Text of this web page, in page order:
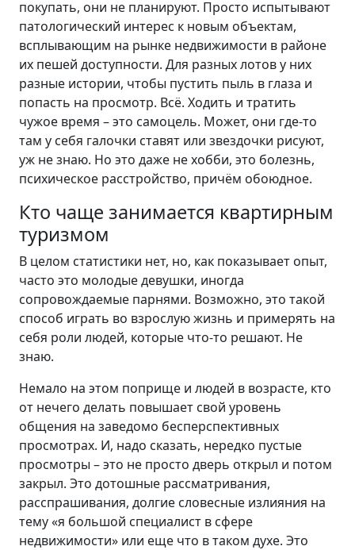
покупать, они не планируют. Просто испытывают
патологический интерес к новым объектам,
всплывающим на рынке недвижимости в районе
их пешей доступности. Для разных лотов у них
разные истории, чтобы пустить пыль в глаза и
попасть на просмотр. Всё. Ходить и тратить
чужое время – это самоцель. Может, они где-то
там у себя галочки ставят или звездочки рисуют,
уж не знаю. Но это даже не хобби, это болезнь,
психическое расстройство, причём обоюдное.
Кто чаще занимается квартирным
туризмом
В целом статистики нет, но, как показывает опыт,
часто это молодые девушки, иногда
сопровождаемые парнями. Возможно, это такой
способ играть во взрослую жизнь и примерять на
себя роли людей, которые что-то решают. Не
знаю.
Немало на этом поприще и людей в возрасте, кто
от нечего делать повышает свой уровень
общения на заведомо бесперспективных
просмотрах. И, надо сказать, нередко пустые
просмотры – это не просто дверь открыл и потом
закрыл. Это дотошные рассматривания,
расспрашивания, долгие словесные излияния на
тему «я большой специалист в сфере
недвижимости» или еще что в таком духе. Это